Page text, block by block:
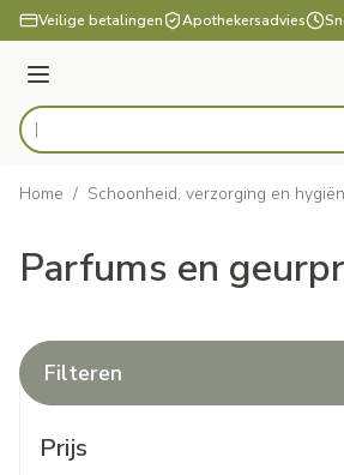
Ga naar de inhoud
Veilige betalingen Apothekersadvies
Menu
Product, merk, categorie...
Home / Schoonheid, verzorging en
Parfums en
Filteren
Prijs